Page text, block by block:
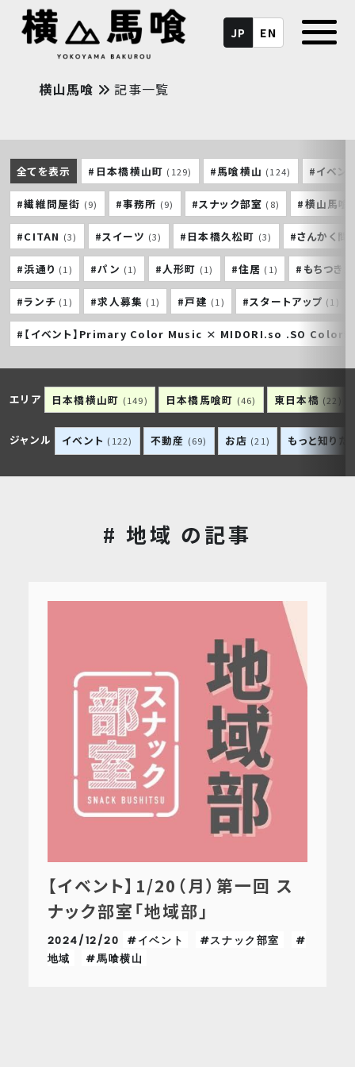
JP EN
横山馬喰 記事一覧
全てを表示 #日本橋横山町 (129) #馬喰横山 (124) #イベン
#繊維問屋街 (9) #事務所 (9) #スナック部室 (8) #横山馬喰
#CITAN (3) #スイーツ (3) #日本橋久松町 (3) #さんかく問
#浜通り (1) #パン (1) #人形町 (1) #住居 (1) #もちつき
#ランチ (1) #求人募集 (1) #戸建 (1) #スタートアップ (1)
#【イベント】Primary Color Music × MIDORI.so .SO
エリア 日本橋横山町 (149) 日本橋馬喰町 (46) 東日本橋 (22)
ジャンル イベント (122) 不動産 (69) お店 (21) もっと知りた
# 地域 の記事
【イベント】1/20（月）第一回 ス
ナック部室「地域部」
2024/12/20 #イベント #スナック部室
#
地域
#馬喰横山